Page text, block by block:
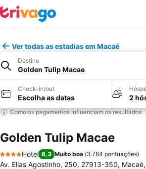
Ver todas as estadias em Macaé
Destino
Golden Tulip Macae
Check-in/out
Escolha as datas 2
Como os pagamentos influenciam os resultados
Golden Tulip Macae
4 Estrelas
Hotel 8,3 Muito boa (3.764 pontuações)
Av. Elias Agostinho, 250, 27913-350,